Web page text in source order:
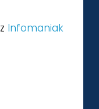
Infomaniak